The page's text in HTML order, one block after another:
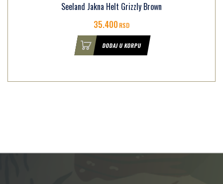
Seeland Jakna Helt Grizzly Brown
35.400RSD
DODAJ U KORPU